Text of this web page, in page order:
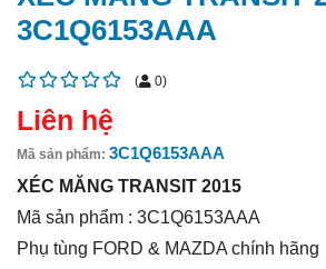
3C1Q6153AAA
( 0)
Liên hệ
Mã sản phẩm: 3C1Q6153AAA
XÉC MĂNG TRANSIT 2015
Mã sản phẩm : 3C1Q6153AAA
Phụ tùng FORD & MAZDA chính hãng